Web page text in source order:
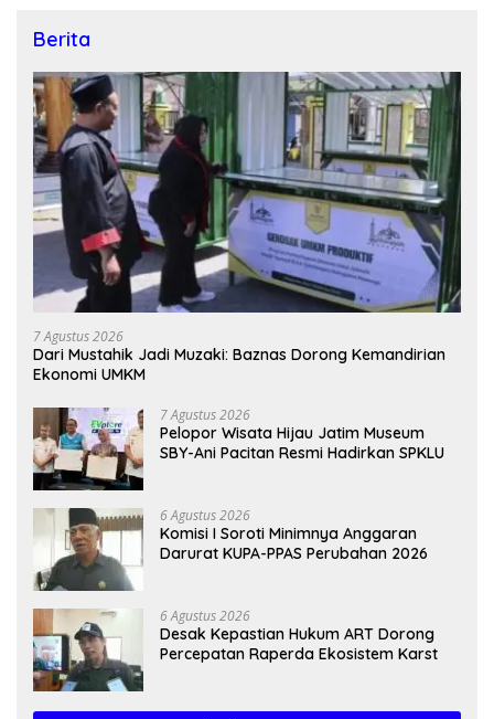
Berita
7 Agustus 2026
Dari Mustahik Jadi Muzaki: Baznas Dorong Kemandirian
Ekonomi UMKM
7 Agustus 2026
Pelopor Wisata Hijau Jatim Museum
SBY-Ani Pacitan Resmi Hadirkan SPKLU
6 Agustus 2026
Komisi I Soroti Minimnya Anggaran
Darurat KUPA-PPAS Perubahan 2026
6 Agustus 2026
Desak Kepastian Hukum ART Dorong
Percepatan Raperda Ekosistem Karst